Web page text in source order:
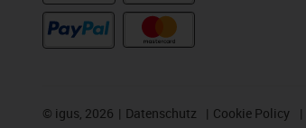
© igus, 2026 Datenschutz Cookie Policy